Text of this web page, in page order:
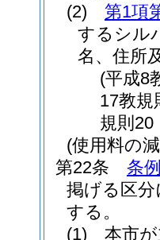
(2)
第1項
するシル
名、住所
(平成8
17教規
規則20
(使用料の
第22条
条
掲げる区
する。
(1)
本市